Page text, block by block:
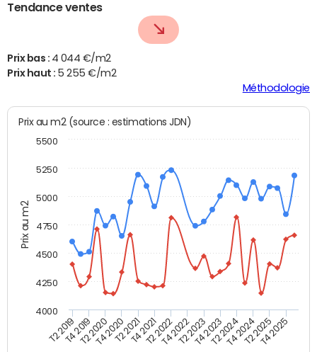
Tendance ventes
Prix bas : 4 044 €/m2
Prix haut : 5 255 €/m2
Méthodologie
Prix au m2
Prix au m2 (source : estimations JDN)
T2 2019T4 2019T2 2020T4 2020T2 2021T4 2021T2 2022T4 2022T2 2023T4 2023T2 2024T4 2024T2 2025T4 2025
4000
4250
4500
4750
5000
5250
5500